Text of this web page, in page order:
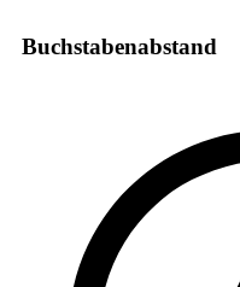
Buchstabenabstand